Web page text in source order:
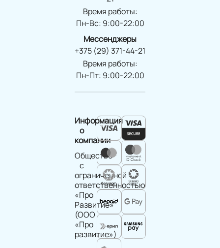
Время работы:
Пн-Вс: 9:00-22:00
Мессенджеры
+375 (29) 371-44-21
Время работы:
Пн-Пт: 9:00-22:00
Информация
о
компании
Общество
с
ограниченной
ответственностью
«Про
Развитие»
(ООО
«Про
развитие»)